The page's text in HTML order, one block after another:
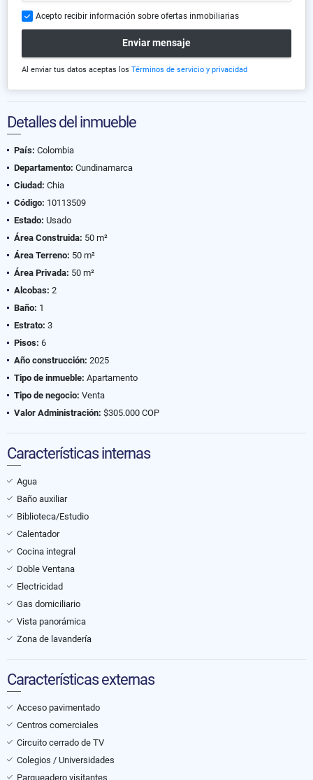
Acepto recibir información sobre ofertas inmobiliarias
Enviar mensaje
Al enviar tus datos aceptas los Términos de servicio y privacidad
Detalles del inmueble
País: Colombia
Departamento: Cundinamarca
Ciudad: Chia
Código: 10113509
Estado: Usado
Área Construida: 50 m²
Área Terreno: 50 m²
Área Privada: 50 m²
Alcobas: 2
Baño: 1
Estrato: 3
Pisos: 6
Año construcción: 2025
Tipo de inmueble: Apartamento
Tipo de negocio: Venta
Valor Administración: $305.000 COP
Características internas
Agua
Baño auxiliar
Biblioteca/Estudio
Calentador
Cocina integral
Doble Ventana
Electricidad
Gas domiciliario
Vista panorámica
Zona de lavandería
Características externas
Acceso pavimentado
Centros comerciales
Circuito cerrado de TV
Colegios / Universidades
Parqueadero visitantes